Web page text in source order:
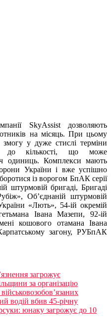
SkyAssist дозволяють
на місяць. При цьому
змогу у дуже стислі терміни
до кількості, що може
одиниць. Комплекси мають
України і вже успішно
із ворогом БпАК серії
штурмовій бригаді, Бригаді
Об’єднаній штурмовій
«Лють», 54-ій окремій
Івана Мазепи, 92-ій
кошового отамана Івана
загону, РУБпАК
загрожує
за організацію
водій вбив 45-річну
юнаку загрожує до 10